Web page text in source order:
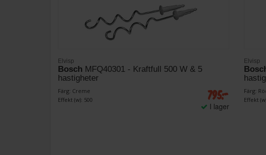
Elvisp
Bosch MFQ40301 - Kraftfull 500 W & 5
hastigheter
Färg: Creme
Effekt (w): 500
795:-
I lager
Elvisp
Färg:
Effekt